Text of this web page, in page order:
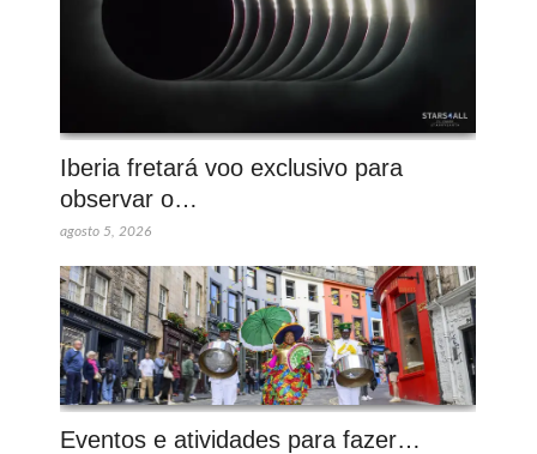
Iberia fretará voo exclusivo para
observar o…
agosto 5, 2026
Eventos e atividades para fazer…